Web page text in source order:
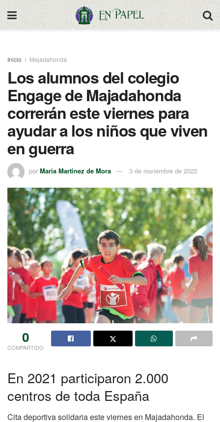
Inicio Majadahonda
Los alumnos del colegio
Engage de Majadahonda
correrán este viernes para
ayudar a los niños que viven
en guerra
por Maria Martinez de Mora 3 de noviembre de 2022
0
COMPARTIDO
En 2021 participaron 2.000
centros de toda España
Cita deportiva solidaria este viernes en Majadahonda. El